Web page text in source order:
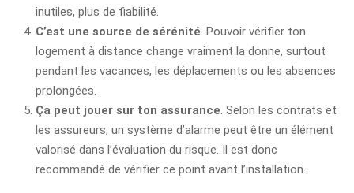
inutiles, plus de fiabilité.
C’est une source de sérénité . Pouvoir vérifier ton
logement à distance change vraiment la donne, surtout
pendant les vacances, les déplacements ou les absences
prolongées.
Ça peut jouer sur ton assurance . Selon les contrats et
les assureurs, un système d’alarme peut être un élément
valorisé dans l’évaluation du risque. Il est donc
recommandé de vérifier ce point avant l’installation.